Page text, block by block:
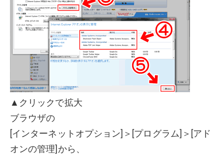
▲クリックで拡大
ブラウザの
[インターネットオプション]＞[プログラム]＞[アド
オンの管理]から、